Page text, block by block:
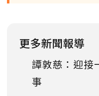
更多新聞報導
譚敦慈：迎接
事